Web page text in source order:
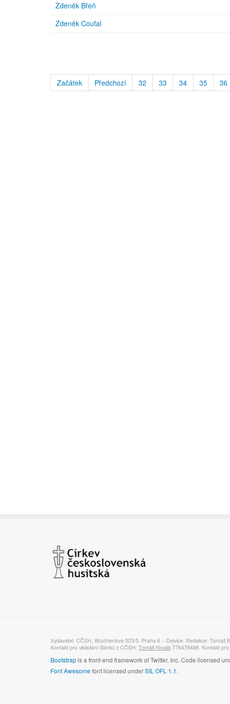
Zdeněk Břeň
Zdeněk Coufal
Začátek Předchozí 32 33 34 35 36
Vydavatel: CČSH, Wuchterlova 523/5, Praha 6 – Dejvice. Redakce: Tomáš
Kontakt pro vkládání článků z CČSH: Tomáš Novák 776478488. Kontakt
Bootstrapis a front-end framework of Twitter, Inc. Code licensed
Font Awesomefont licensed underSIL OFL 1.1.